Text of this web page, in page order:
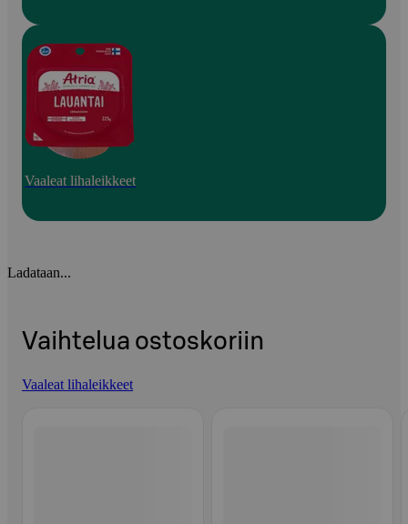
Vaaleat lihaleikkeet
Ladataan...
Vaihtelua ostoskoriin
Vaaleat lihaleikkeet